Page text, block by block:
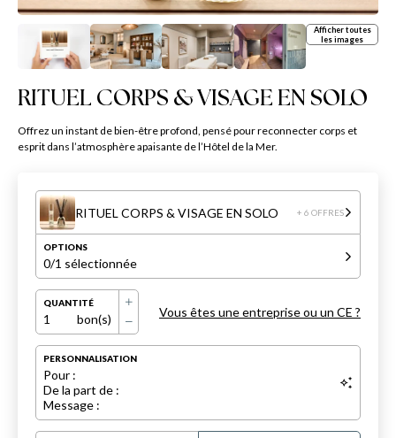
Afficher toutes
les images
RITUEL CORPS & VISAGE EN SOLO
Offrez un instant de bien-être profond, pensé pour reconnecter corps et
esprit dans l’atmosphère apaisante de l’Hôtel de la Mer.
RITUEL CORPS & VISAGE EN SOLO + 6 OFFRES
OPTIONS
0/1 sélectionnée
QUANTITÉ
1 bon(s) Vous êtes une entreprise ou un CE ?
PERSONNALISATION
Pour :
De la part de :
Message :